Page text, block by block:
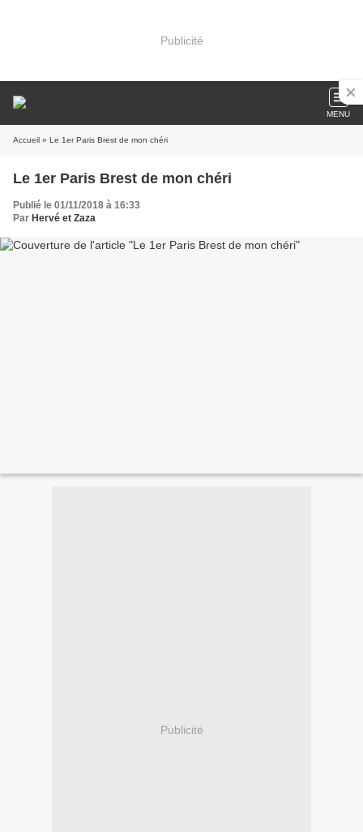
Publicité
MENU
Accueil » Le 1er Paris Brest de mon chéri
Le 1er Paris Brest de mon chéri
Publié le 01/11/2018 à 16:33
Par Hervé et Zaza
Publicité